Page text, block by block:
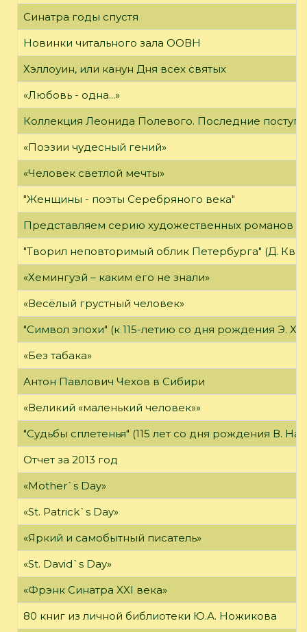
Синатра годы спустя
Новинки читального зала ООВН
Хэллоуин, или канун Дня всех святых
«Любовь - одна...»
Коллекция Леонида Полевого. Последние
«Поэзии чудесный гений»
«Человек светлой мечты»
"Женщины - поэты Серебряного века"
Представляем серию художественных романов
"Творил неповторимый облик Петербурга" (Д.
«Хемингуэй – каким его не знали»
«Весёлый грустный человек»
"Символ эпохи" (к 115-летию со дня рождения Э.
«Без табака»
Антон Павлович Чехов в Сибири
«Великий «маленький человек»»
"Судьбы сплетенья" (115 лет со дня рождения В.
Отчет за 2013 год
«Mother`s Day»
«St. Patrick`s Day»
«Яркий и самобытный писатель»
«St. David`s Day»
«Фрэнк Синатра XXI века»
80 книг из личной библиотеки Ю.А. Ножикова